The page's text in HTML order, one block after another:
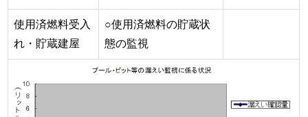
使用済燃料受入
れ・貯蔵建屋
○使用済燃料の貯蔵状
態の監視